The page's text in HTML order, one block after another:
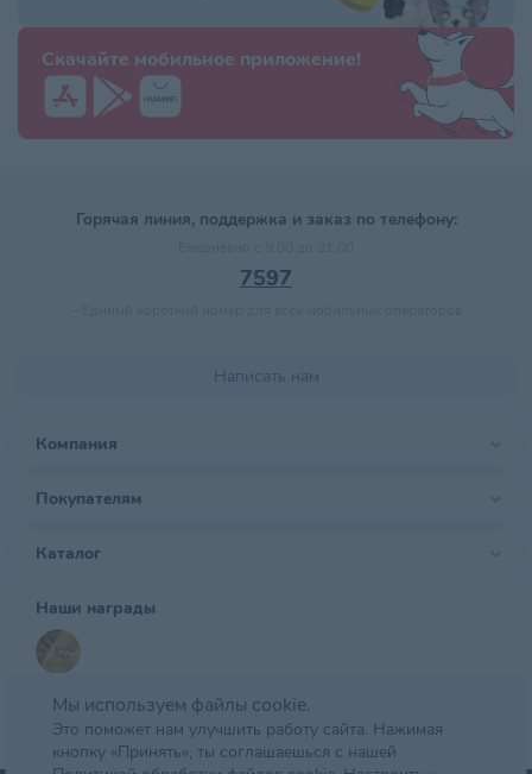
Скачайте мобильное приложение!
Горячая линия, поддержка и заказ по телефону:
7597
Написать нам
Компания
Покупателям
Каталог
Наши награды
Мы используем файлы cookie.
Это поможет нам улучшить работу сайта. Нажимая
кнопку «Принять», ты соглашаешься с нашей